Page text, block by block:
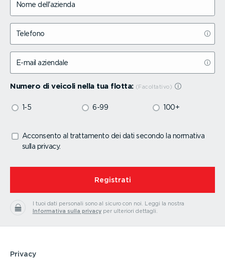
Nome dell'azienda
Telefono
E-mail aziendale
Numero di veicoli nella tua flotta:
1-5 6-99 100+
Acconsento al trattamento dei dati secondo la normativa
sulla privacy.
⁠Registrati
I tuoi dati personali sono al sicuro con noi. Leggi la nostra
Informativa sulla privacyper ulteriori dettagli.
Privacy